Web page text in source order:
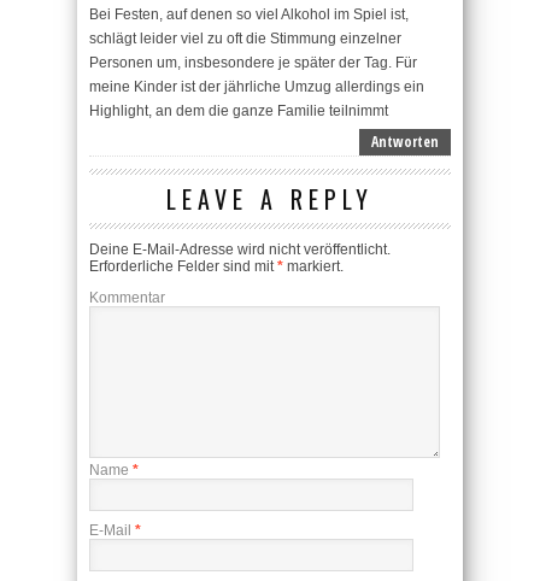
Bei Festen, auf denen so viel Alkohol im Spiel ist,
schlägt leider viel zu oft die Stimmung einzelner
Personen um, insbesondere je später der Tag. Für
meine Kinder ist der jährliche Umzug allerdings ein
Highlight, an dem die ganze Familie teilnimmt
Antworten
LEAVE A REPLY
Deine E-Mail-Adresse wird nicht veröffentlicht.
Erforderliche Felder sind mit* markiert.
Kommentar
Name *
E-Mail *